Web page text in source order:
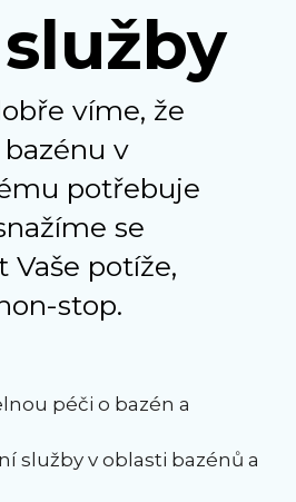
víme, že
v
potřebuje
se
potíže,
stop.
péči o bazén a
služby v oblasti bazénů a